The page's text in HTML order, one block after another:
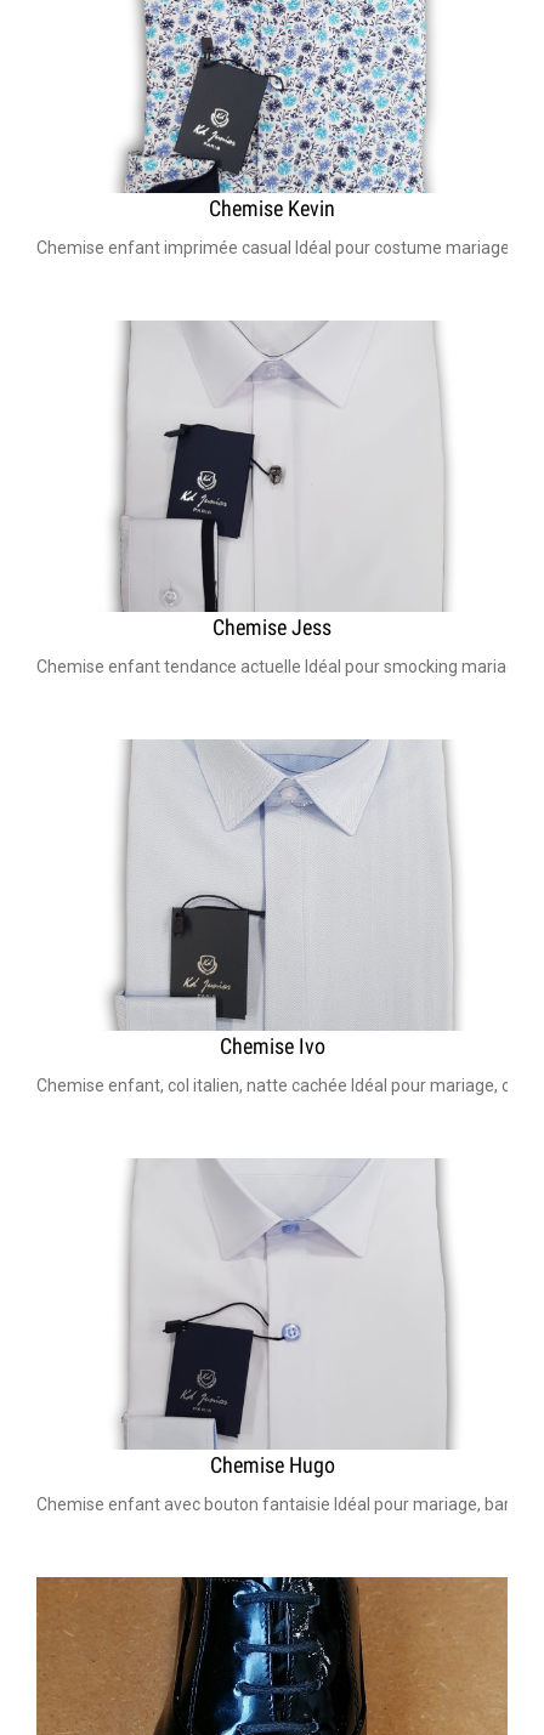
Chemise Kevin
Chemise enfant imprimée casual Idéal pour costume mariage
Chemise Jess
Chemise enfant tendance actuelle Idéal pour smocking mariage
Chemise Ivo
Chemise enfant, col italien, natte cachée Idéal pour mariage,
Chemise Hugo
Chemise enfant avec bouton fantaisie Idéal pour mariage, bar